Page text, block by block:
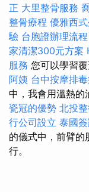
正 大里整骨服務
整骨療程 優雅西
驗 台胞證辦理流程
家清潔300元方案
服務 您可以學習
阿姨 台中按摩排
中，我會用溫熱的
瓷冠的優勢 北投
行公司設立 泰國
的儀式中，前臂的
行。